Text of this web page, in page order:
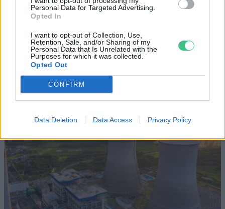
Personal Data for Targeted Advertising.
Opted In
I want to opt-out of Collection, Use,
Retention, Sale, and/or Sharing of my
Personal Data that Is Unrelated with the
Purposes for which it was collected.
Opted Out
CONFIRM
Data Deletion Data Access Privacy Policy
Elképesztő felvétel mutatja meg,
mekkora a különbség az áradó és a
kiszáradó Duna között
ÉLŐ BOLYGÓNK